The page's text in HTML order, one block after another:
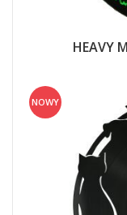
HEAVY
NOWY